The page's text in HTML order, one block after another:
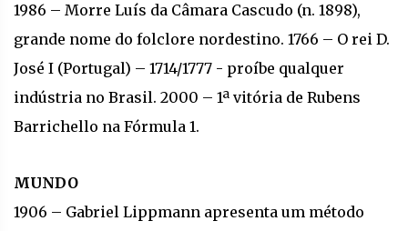
1986 – Morre Luís da Câmara Cascudo (n. 1898),
grande nome do folclore nordestino. 1766 – O rei D.
José I (Portugal) – 1714/1777 - proíbe qualquer
indústria no Brasil. 2000 – 1ª vitória de Rubens
Barrichello na Fórmula 1.
MUNDO
1906 – Gabriel Lippmann apresenta um método